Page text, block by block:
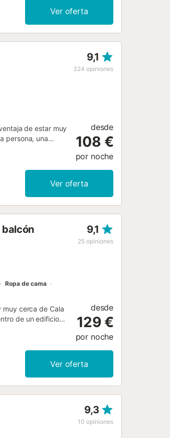
Ver oferta
9,1
324 opiniones
de estar muy
persona, una
Podéis
con balcón,
gratuito
oír durante
desde
108 €
por noche
Ver oferta
9,1
25 opiniones
Ropa de cama
muy cerca de Cala
de un edificio
con
perfectas:
y trona. En el
a pocos
desde
129 €
por noche
Ver oferta
9,3
10 opiniones